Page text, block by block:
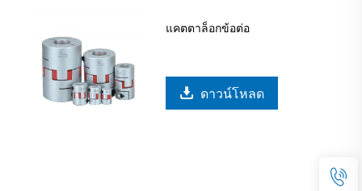
แคตตาล็อกข้อต่อ
ดาวน์โหลด